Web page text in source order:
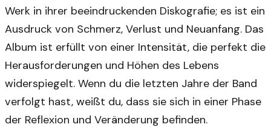
Werk in ihrer beeindruckenden Diskografie; es ist ein
Ausdruck von Schmerz, Verlust und Neuanfang. Das
Album ist erfüllt von einer Intensität, die perfekt die
Herausforderungen und Höhen des Lebens
widerspiegelt. Wenn du die letzten Jahre der Band
verfolgt hast, weißt du, dass sie sich in einer Phase
der Reflexion und Veränderung befinden.